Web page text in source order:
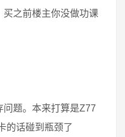
买之前楼主你没做功课
问题。本来打算是Z77
的话碰到瓶颈了